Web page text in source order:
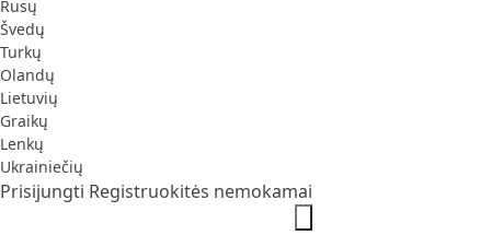
Rusų
Švedų
Turkų
Olandų
Lietuvių
Graikų
Lenkų
Ukrainiečių
Prisijungti Registruokitės nemokamai